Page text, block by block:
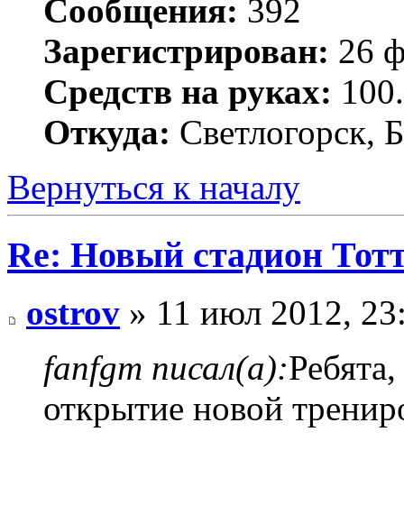
Сообщения: 392
Зарегистрирован: 26
Средств на руках:
Откуда: Светлогорск,
Вернуться к началу
Re: Новый стадион
ostrov » 11 июл 2012,
fanfgm писал(а):
открытие новой